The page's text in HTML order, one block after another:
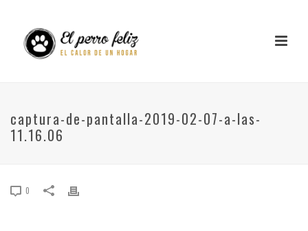
captura-de-pantalla-2019-02-07-a-las-
11.16.06
0